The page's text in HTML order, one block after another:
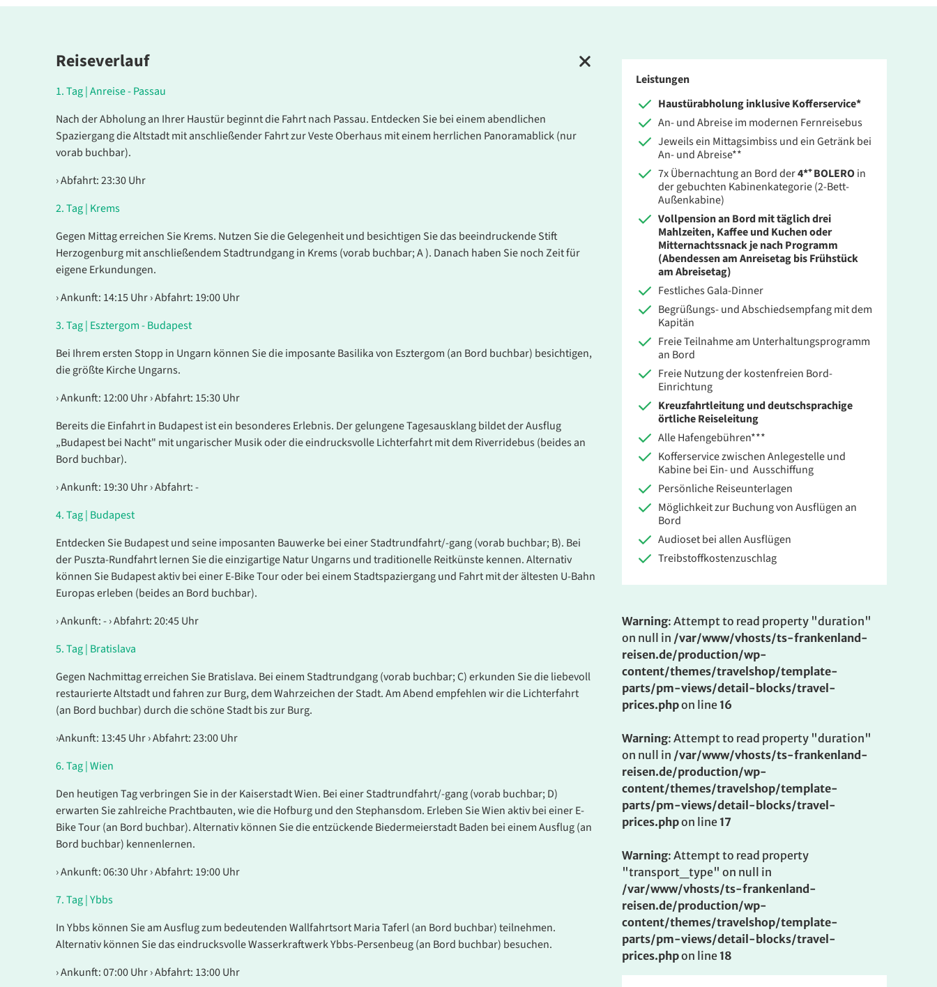
Es konnten keine gültigen Angebote gefunden werden. Bitte wenden Sie sich an unser Service-Center.
Reiseverlauf
1.Tag |Anreise - Passau
Nach der Abholung an Ihrer Haustür beginnt die Fahrt nach Passau. Entdecken Sie bei einem abendlichen
Spaziergang die Altstadt mit anschließender Fahrt zur Veste Oberhaus mit einem herrlichen Panoramablick (nur
vorab buchbar).
› Abfahrt: 23:30 Uhr
2.Tag | Krems
Gegen Mittag erreichen Sie Krems. Nutzen Sie die Gelegenheit und besichtigen Sie das beeindruckende Stift
Herzogenburg mit anschließendem Stadtrundgang in Krems (vorab buchbar; A ). Danach haben Sie noch Zeit für
eigene Erkundungen.
› Ankunft: 14:15 Uhr › Abfahrt: 19:00 Uhr
3.Tag | Esztergom - Budapest
Bei Ihrem ersten Stopp in Ungarn können Sie die imposante Basilika von Esztergom (an Bord buchbar) besichtigen,
die größte Kirche Ungarns.
› Ankunft: 12:00 Uhr › Abfahrt: 15:30 Uhr
Bereits die Einfahrt in Budapest ist ein besonderes Erlebnis. Der gelungene Tagesausklang bildet der Ausflug
„Budapest bei Nacht" mit ungarischer Musik oder die eindrucksvolle Lichterfahrt mit dem Riverridebus (beides an
Bord buchbar).
› Ankunft: 19:30 Uhr › Abfahrt: -
4.Tag | Budapest
Entdecken Sie Budapest und seine imposanten Bauwerke bei einer Stadtrundfahrt/-gang (vorab buchbar; B). Bei
der Puszta-Rundfahrt lernen Sie die einzigartige Natur Ungarns und traditionelle Reitkünste kennen. Alternativ
können Sie Budapest aktiv bei einer E-Bike Tour oder bei einem Stadtspaziergang und Fahrt mit der ältesten U-Bahn
Europas erleben (beides an Bord buchbar).
› Ankunft: - › Abfahrt: 20:45 Uhr
5.Tag | Bratislava
Gegen Nachmittag erreichen Sie Bratislava. Bei einem Stadtrundgang (vorab buchbar; C) erkunden Sie die liebevoll
restaurierte Altstadt und fahren zur Burg, dem Wahrzeichen der Stadt. Am Abend empfehlen wir die Lichterfahrt
(an Bord buchbar) durch die schöne Stadt bis zur Burg.
›Ankunft: 13:45 Uhr › Abfahrt: 23:00 Uhr
6.Tag |Wien
Den heutigen Tag verbringen Sie in der Kaiserstadt Wien. Bei einer Stadtrundfahrt/-gang (vorab buchbar; D)
erwarten Sie zahlreiche Prachtbauten, wie die Hofburg und den Stephansdom. Erleben Sie Wien aktiv bei einer E-
Bike Tour (an Bord buchbar). Alternativ können Sie die entzückende Biedermeierstadt Baden bei einem Ausflug (an
Bord buchbar) kennenlernen.
› Ankunft: 06:30 Uhr › Abfahrt: 19:00 Uhr
7.Tag |Ybbs
In Ybbs können Sie am Ausflug zum bedeutenden Wallfahrtsort Maria Taferl (an Bord buchbar) teilnehmen.
Alternativ können Sie das eindrucksvolle Wasserkraftwerk Ybbs-Persenbeug (an Bord buchbar) besuchen.
› Ankunft: 07:00 Uhr › Abfahrt: 13:00 Uhr
Leistungen
Haustürabholung inklusive Kofferservice*
An- und Abreise im modernen Fernreisebus
Jeweils ein Mittagsimbiss und ein Getränk bei
An- und Abreise**
7x Übernachtung an Bord der4*⁺ BOLEROin
der gebuchten Kabinenkategorie (2-Bett-
Außenkabine)
Vollpension an Bordmit täglich drei
Mahlzeiten, Kaffee und Kuchen oder
Mitternachtssnack je nach Programm
(Abendessen am Anreisetag bis Frühstück
am Abreisetag)
Festliches Gala-Dinner
Begrüßungs- und Abschiedsempfang mit dem
Kapitän
Freie Teilnahme am Unterhaltungsprogramm
an Bord
Freie Nutzung der kostenfreien Bord-
Einrichtung
Kreuzfahrtleitung und deutschsprachige
örtliche Reiseleitung
Alle Hafengebühren***
Kofferservice zwischen Anlegestelle und
Kabine bei Ein- und Ausschiffung
Persönliche Reiseunterlagen
Möglichkeit zur Buchung von Ausflügen an
Bord
Audioset bei allen Ausflügen
Treibstoffkostenzuschlag
Warning: Attempt to read property "duration"
on null in /var/www/vhosts/ts-frankenland-
reisen.de/production/wp-
content/themes/travelshop/template-
parts/pm-views/detail-blocks/travel-
prices.phpon line 16
Warning: Attempt to read property "duration"
on null in /var/www/vhosts/ts-frankenland-
reisen.de/production/wp-
content/themes/travelshop/template-
parts/pm-views/detail-blocks/travel-
prices.phpon line 17
Warning: Attempt to read property
"transport_type" on null in
/var/www/vhosts/ts-frankenland-
reisen.de/production/wp-
content/themes/travelshop/template-
parts/pm-views/detail-blocks/travel-
prices.phpon line 18